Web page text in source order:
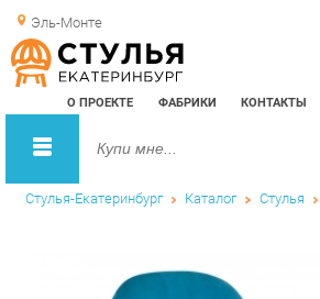
Эль-Монте
О ПРОЕКТЕ ФАБРИКИ КОНТАКТЫ
Стулья-Екатеринбург Каталог Стулья